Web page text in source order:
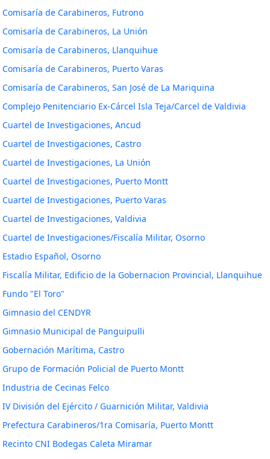
Comisaría de Carabineros, Futrono
Comisaría de Carabineros, La Unión
Comisaría de Carabineros, Llanquihue
Comisaría de Carabineros, Puerto Varas
Comisaría de Carabineros, San José de La Mariquina
Complejo Penitenciario Ex-Cárcel Isla Teja/Carcel de Valdivia
Cuartel de Investigaciones, Ancud
Cuartel de Investigaciones, Castro
Cuartel de Investigaciones, La Unión
Cuartel de Investigaciones, Puerto Montt
Cuartel de Investigaciones, Puerto Varas
Cuartel de Investigaciones, Valdivia
Cuartel de Investigaciones/Fiscalía Militar, Osorno
Estadio Español, Osorno
Fiscalía Militar, Edificio de la Gobernacion Provincial, Llanquihue
Fundo "El Toro"
Gimnasio del CENDYR
Gimnasio Municipal de Panguipulli
Gobernación Marítima, Castro
Grupo de Formación Policial de Puerto Montt
Industria de Cecinas Felco
IV División del Ejército / Guarnición Militar, Valdivia
Prefectura Carabineros/1ra Comisaría, Puerto Montt
Recinto CNI Bodegas Caleta Miramar